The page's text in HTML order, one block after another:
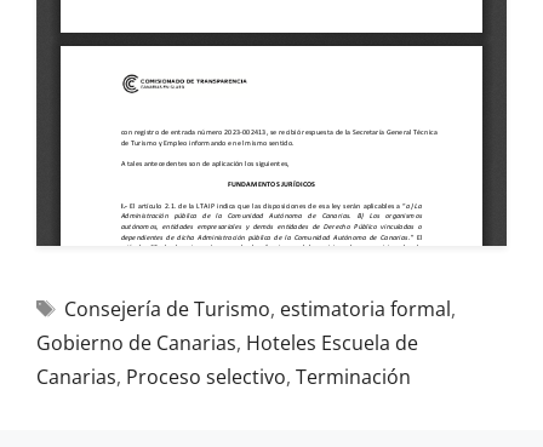
Consejería de Turismo, estimatoria formal,
Gobierno de Canarias, Hoteles Escuela de
Canarias, Proceso selectivo, Terminación